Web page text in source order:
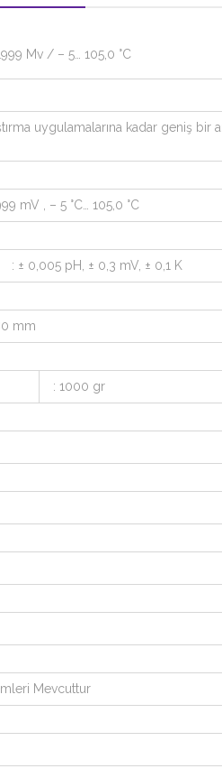
Mv / – 5… 105,0 °C
uygulamalarına kadar geniş bir
mV , – 5 °C… 105,0 °C
: ± 0,005 pH, ± 0,3 mV, ± 0,1 K
mm
: 1000 gr
Mevcuttur